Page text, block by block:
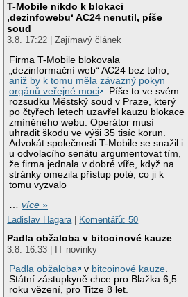
T-Mobile nikdo k blokaci
‚dezinfowebu‘ AC24 nenutil, píše
soud
3.8. 17:22 | Zajímavý článek
Firma T-Mobile blokovala
„dezinformační web“ AC24 bez toho,
aniž by k tomu měla závazný pokyn
orgánů veřejné moci
. Píše to ve svém
rozsudku Městský soud v Praze, který
po čtyřech letech uzavřel kauzu blokace
zmíněného webu. Operátor musí
uhradit škodu ve výši 35 tisíc korun.
Advokát společnosti T-Mobile se snažil i
u odvolacího senátu argumentovat tím,
že firma jednala v dobré víře, když na
stránky omezila přístup poté, co ji k
tomu vyzvalo
…více »
Ladislav Hagara| Komentářů: 50
Padla obžaloba v bitcoinové kauze
3.8. 16:33 | IT novinky
Padla obžaloba
v bitcoinové kauze.
Státní zástupkyně chce pro Blažka 6,5
roku vězení, pro Titze 8 let.